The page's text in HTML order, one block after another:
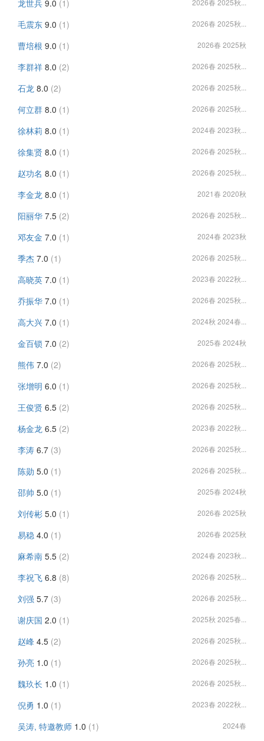
龙世兵 9.0 (1) 2026春 2025秋...
毛震东 9.0 (1) 2026春 2025秋...
曹培根 9.0 (1) 2026春 2025秋
李群祥 8.0 (2) 2026春 2025秋...
石龙 8.0 (2) 2026春 2025秋...
何立群 8.0 (1) 2026春 2025秋...
徐林莉 8.0 (1) 2024春 2023秋...
徐集贤 8.0 (1) 2026春 2025秋...
赵功名 8.0 (1) 2026春 2025秋...
李金龙 8.0 (1) 2021春 2020秋
阳丽华 7.5 (2) 2026春 2025秋...
邓友金 7.0 (1) 2024春 2023秋
季杰 7.0 (1) 2026春 2025秋...
高晓英 7.0 (1) 2023春 2022秋...
乔振华 7.0 (1) 2026春 2025秋...
高大兴 7.0 (1) 2024秋 2024春...
金百锁 7.0 (2) 2025春 2024秋
熊伟 7.0 (2) 2026春 2025秋...
张增明 6.0 (1) 2026春 2025秋...
王俊贤 6.5 (2) 2026春 2025秋...
杨金龙 6.5 (2) 2023春 2022秋...
李涛 6.7 (3) 2026春 2025秋...
陈勋 5.0 (1) 2026春 2025秋...
邵帅 5.0 (1) 2025春 2024秋
刘传彬 5.0 (1) 2026春 2025秋
易稳 4.0 (1) 2026春 2025秋
麻希南 5.5 (2) 2024春 2023秋...
李祝飞 6.8 (8) 2026春 2025秋...
刘强 5.7 (3) 2026春 2025秋...
谢庆国 2.0 (1) 2025秋 2025春...
赵峰 4.5 (2) 2026春 2025秋...
孙亮 1.0 (1) 2026春 2025秋...
魏玖长 1.0 (1) 2026春 2025秋...
倪勇 1.0 (1) 2023春 2022秋...
吴涛, 特邀教师 1.0 (1) 2024春